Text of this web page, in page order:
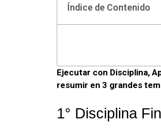
Índice de Contenido
Ejecutar con Disciplina,
resumir en 3 grandes
1° Disciplina